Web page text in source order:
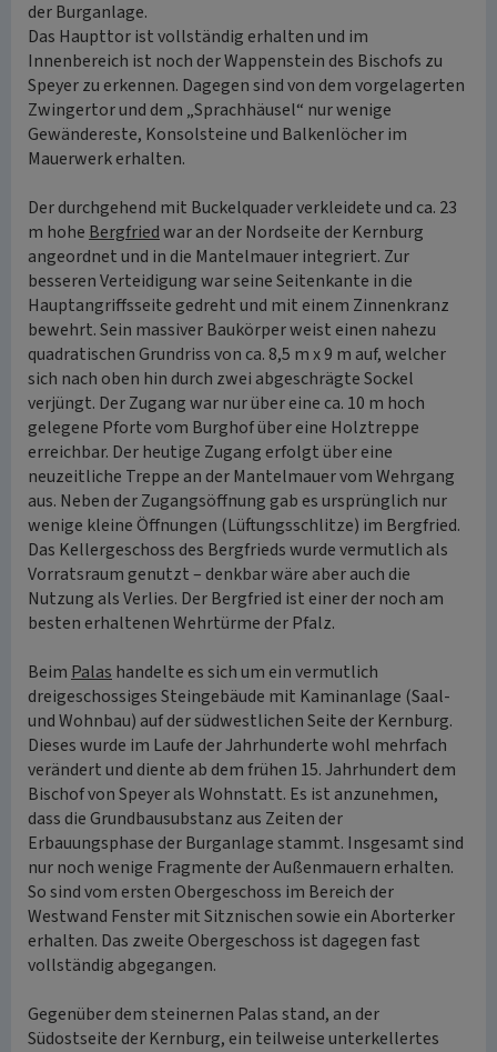
der Burganlage.
Das Haupttor ist vollständig erhalten und im
Innenbereich ist noch der Wappenstein des Bischofs zu
Speyer zu erkennen. Dagegen sind von dem vorgelagerten
Zwingertor und dem „Sprachhäusel“ nur wenige
Gewändereste, Konsolsteine und Balkenlöcher im
Mauerwerk erhalten.
Der durchgehend mit Buckelquader verkleidete und ca. 23
m hohe Bergfriedwar an der Nordseite der Kernburg
angeordnet und in die Mantelmauer integriert. Zur
besseren Verteidigung war seine Seitenkante in die
Hauptangriffsseite gedreht und mit einem Zinnenkranz
bewehrt. Sein massiver Baukörper weist einen nahezu
quadratischen Grundriss von ca. 8,5 m x 9 m auf, welcher
sich nach oben hin durch zwei abgeschrägte Sockel
verjüngt. Der Zugang war nur über eine ca. 10 m hoch
gelegene Pforte vom Burghof über eine Holztreppe
erreichbar. Der heutige Zugang erfolgt über eine
neuzeitliche Treppe an der Mantelmauer vom Wehrgang
aus. Neben der Zugangsöffnung gab es ursprünglich nur
wenige kleine Öffnungen (Lüftungsschlitze) im Bergfried.
Das Kellergeschoss des Bergfrieds wurde vermutlich als
Vorratsraum genutzt – denkbar wäre aber auch die
Nutzung als Verlies. Der Bergfried ist einer der noch am
besten erhaltenen Wehrtürme der Pfalz.
Beim Palas handelte es sich um ein vermutlich
dreigeschossiges Steingebäude mit Kaminanlage (Saal-
und Wohnbau) auf der südwestlichen Seite der Kernburg.
Dieses wurde im Laufe der Jahrhunderte wohl mehrfach
verändert und diente ab dem frühen 15. Jahrhundert dem
Bischof von Speyer als Wohnstatt. Es ist anzunehmen,
dass die Grundbausubstanz aus Zeiten der
Erbauungsphase der Burganlage stammt. Insgesamt sind
nur noch wenige Fragmente der Außenmauern erhalten.
So sind vom ersten Obergeschoss im Bereich der
Westwand Fenster mit Sitznischen sowie ein Aborterker
erhalten. Das zweite Obergeschoss ist dagegen fast
vollständig abgegangen.
Gegenüber dem steinernen Palas stand, an der
Südostseite der Kernburg, ein teilweise unterkellertes